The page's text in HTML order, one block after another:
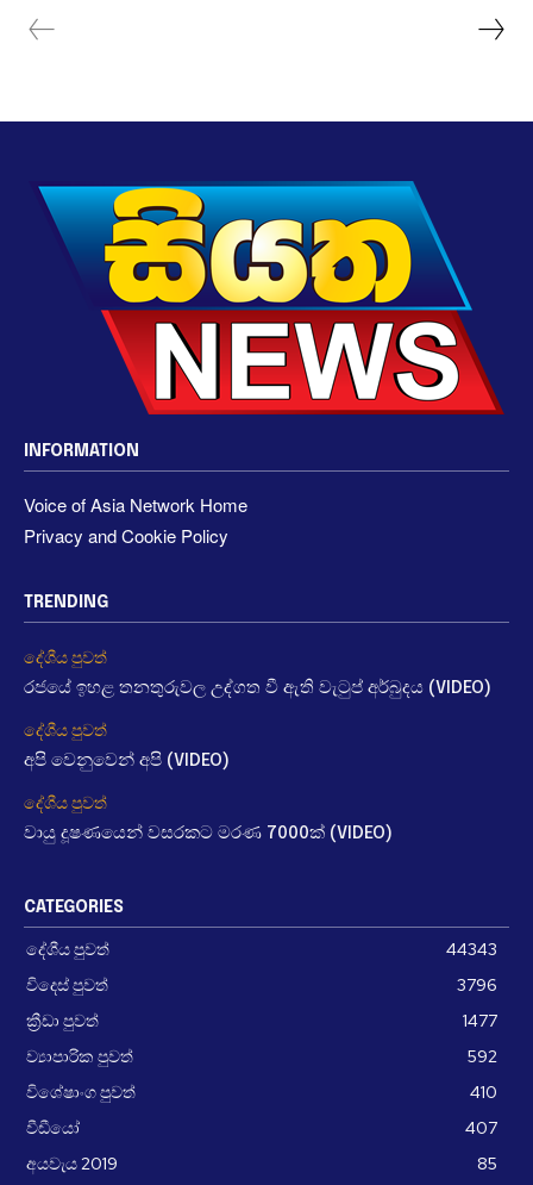
INFORMATION
Voice of Asia Network Home
Privacy and Cookie Policy
TRENDING
දේශීය පුවත්
රජයේ ඉහළ තනතුරුවල උද්ගත වී ඇති වැටුප් අර්බුදය (VIDEO)
දේශීය පුවත්
අපි වෙනුවෙන් අපි (VIDEO)
දේශීය පුවත්
වායු දූෂණයෙන් වසරකට මරණ 7000ක් (VIDEO)
CATEGORIES
දේශීය පුවත්
44343
විදෙස් පුවත්
3796
ක්‍රීඩා පුවත්
1477
ව්‍යාපාරික පුවත්
592
විශේෂාංග පුවත්
410
වීඩීයෝ
407
අයවැය 2019
85